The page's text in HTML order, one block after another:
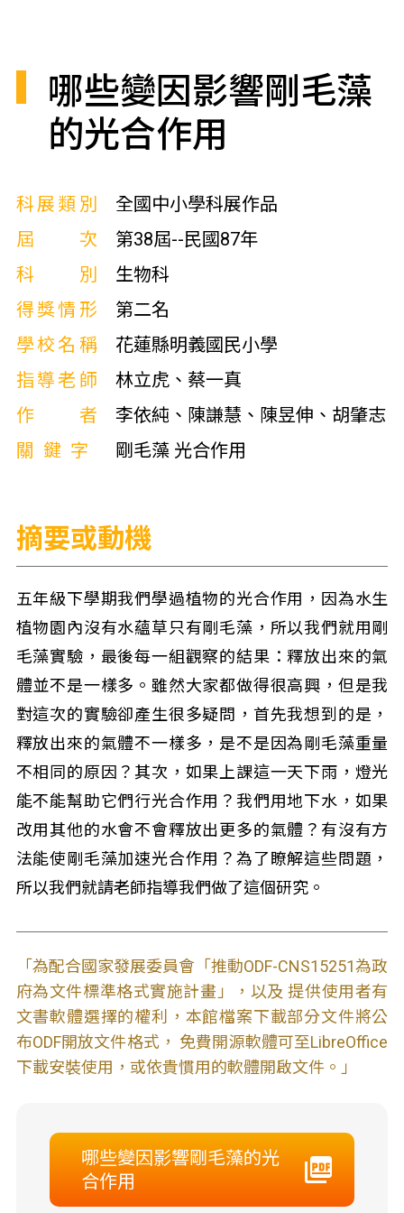
哪些變因影響剛毛藻
的光合作用
科展類別
全國中小學科展作品
屆次
第38屆--民國87年
科別
生物科
得獎情形
第二名
學校名稱
花蓮縣明義國民小學
指導老師
林立虎、蔡一真
作者
李依純、陳謙慧、陳昱伸、胡肇志
關鍵字
剛毛藻 光合作用
摘要或動機
五年級下學期我們學過植物的光合作用，因為水生
植物園內沒有水蘊草只有剛毛藻，所以我們就用剛
毛藻實驗，最後每一組觀察的結果：釋放出來的氣
體並不是一樣多。雖然大家都做得很高興，但是我
對這次的實驗卻產生很多疑問，首先我想到的是，
釋放出來的氣體不一樣多，是不是因為剛毛藻重量
不相同的原因？其次，如果上課這一天下雨，燈光
能不能幫助它們行光合作用？我們用地下水，如果
改用其他的水會不會釋放出更多的氣體？有沒有方
法能使剛毛藻加速光合作用？為了瞭解這些問題，
所以我們就請老師指導我們做了這個研究。
「為配合國家發展委員會「推動ODF-CNS15251為政
府為文件標準格式實施計畫」，以及 提供使用者有
文書軟體選擇的權利，本館檔案下載部分文件將公
布ODF開放文件格式， 免費開源軟體可至LibreOffice
下載安裝使用，或依貴慣用的軟體開啟文件。」
哪些變因影響剛毛藻的光
合作用